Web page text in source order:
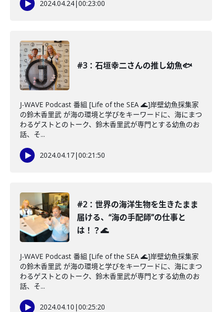
2024.04.24|00:23:00
#3：石垣幸二さんの推し幼魚🐟
J-WAVE Podcast 番組 [Life of the SEA 🌊]岸壁幼魚採集家
の鈴木香里武 が海の環境と学びをキーワードに、海にまつ
わるゲストとのトーク、鈴木香里武が専門とする幼魚のお
話、そ...
2024.04.17|00:21:50
#2：世界の海洋生物を生きたまま
届ける、“海の手配師”の仕事と
は！？🌊
J-WAVE Podcast 番組 [Life of the SEA 🌊]岸壁幼魚採集家
の鈴木香里武 が海の環境と学びをキーワードに、海にまつ
わるゲストとのトーク、鈴木香里武が専門とする幼魚のお
話、そ...
2024.04.10 |00:25:20